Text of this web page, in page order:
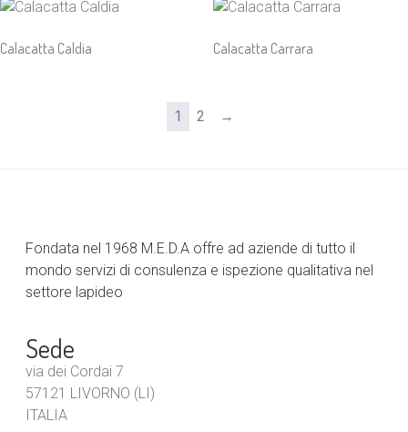
Calacatta Caldia Calacatta Carrara
1 2 →
Fondata nel 1968 M.E.D.A offre ad aziende di tutto il
mondo servizi di consulenza e ispezione qualitativa nel
settore lapideo
Sede
via dei Cordai 7
57121 LIVORNO (LI)
ITALIA